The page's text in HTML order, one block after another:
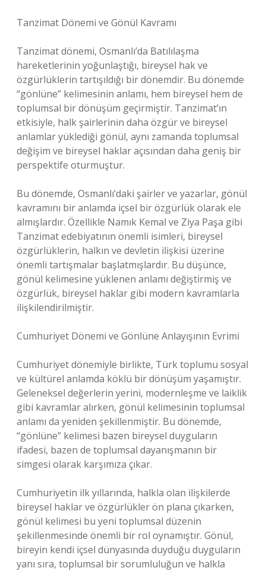
Tanzimat Dönemi ve Gönül Kavramı
Tanzimat dönemi, Osmanlı’da Batılılaşma
hareketlerinin yoğunlaştığı, bireysel hak ve
özgürlüklerin tartışıldığı bir dönemdir. Bu dönemde
“gönlüne” kelimesinin anlamı, hem bireysel hem de
toplumsal bir dönüşüm geçirmiştir. Tanzimat’ın
etkisiyle, halk şairlerinin daha özgür ve bireysel
anlamlar yüklediği gönül, aynı zamanda toplumsal
değişim ve bireysel haklar açısından daha geniş bir
perspektife oturmuştur.
Bu dönemde, Osmanlı’daki şairler ve yazarlar, gönül
kavramını bir anlamda içsel bir özgürlük olarak ele
almışlardır. Özellikle Namık Kemal ve Ziya Paşa gibi
Tanzimat edebiyatının önemli isimleri, bireysel
özgürlüklerin, halkın ve devletin ilişkisi üzerine
önemli tartışmalar başlatmışlardır. Bu düşünce,
gönül kelimesine yüklenen anlamı değiştirmiş ve
özgürlük, bireysel haklar gibi modern kavramlarla
ilişkilendirilmiştir.
Cumhuriyet Dönemi ve Gönlüne Anlayışının Evrimi
Cumhuriyet dönemiyle birlikte, Türk toplumu sosyal
ve kültürel anlamda köklü bir dönüşüm yaşamıştır.
Geleneksel değerlerin yerini, modernleşme ve laiklik
gibi kavramlar alırken, gönül kelimesinin toplumsal
anlamı da yeniden şekillenmiştir. Bu dönemde,
“gönlüne” kelimesi bazen bireysel duyguların
ifadesi, bazen de toplumsal dayanışmanın bir
simgesi olarak karşımıza çıkar.
Cumhuriyetin ilk yıllarında, halkla olan ilişkilerde
bireysel haklar ve özgürlükler ön plana çıkarken,
gönül kelimesi bu yeni toplumsal düzenin
şekillenmesinde önemli bir rol oynamıştır. Gönül,
bireyin kendi içsel dünyasında duyduğu duyguların
yanı sıra, toplumsal bir sorumluluğun ve halkla